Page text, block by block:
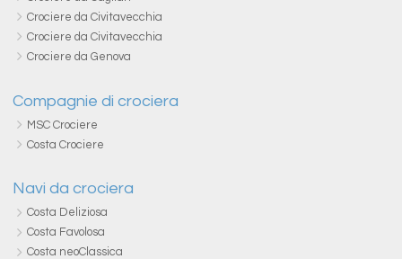
Crociere da Civitavecchia
Crociere da Civitavecchia
Crociere da Genova
Compagnie di crociera
MSC Crociere
Costa Crociere
Navi da crociera
Costa Deliziosa
Costa Favolosa
Costa neoClassica